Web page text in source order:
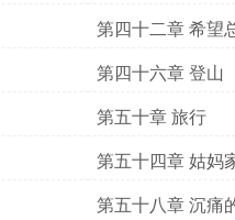
第四十二章 希望
第四十六章 登山
第五十章 旅行
第五十四章 姑妈
第五十八章 沉痛